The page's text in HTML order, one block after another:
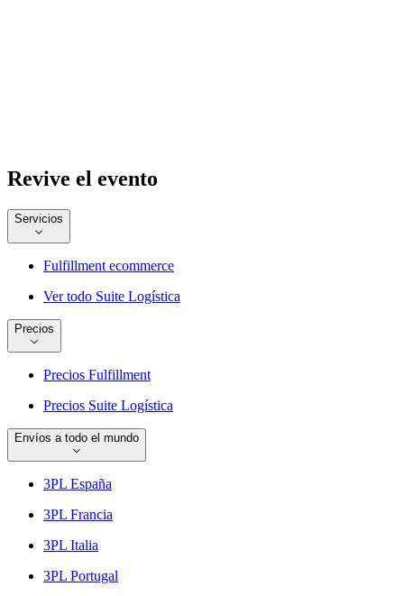
Revive el evento
Servicios
Fulfillment ecommerce
Ver todo Suite Logística
Precios
Precios Fulfillment
Precios Suite Logística
Envíos a todo el mundo
3PL España
3PL Francia
3PL Italia
3PL Portugal